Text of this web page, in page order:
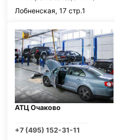
Лобненская, 17 стр.1
АТЦ Очаково
+7 (495) 152-31-11